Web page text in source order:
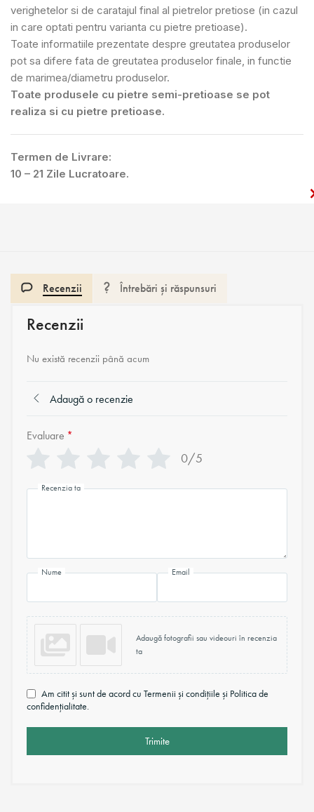
verighetelor si de caratajul final al pietrelor pretiose (in cazul
in care optati pentru varianta cu pietre pretioase).
Toate informatiile prezentate despre greutatea produselor
pot sa difere fata de greutatea produselor finale, in functie
de marimea/diametru produselor.
Toate produsele cu pietre semi-pretioase se pot
realiza si cu pietre pretioase.
Termen de Livrare:
10 – 21 Zile Lucratoare.
Recenzii Întrebări și răspunsuri
Recenzii
Nu există recenzii până acum
Adaugă o recenzie
Evaluare *
0/5
Recenzia ta
Nume Email
Adaugă fotografii sau videouri în recenzia
ta
Am citit și sunt de acord cu Termenii și condițiile și Politica de
confidențialitate.
Trimite